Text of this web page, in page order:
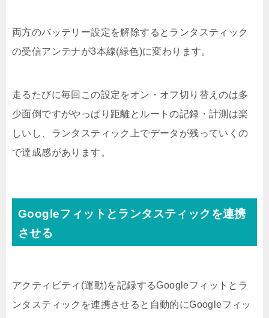
両方のバッテリー設定を解除するとランタスティック
の受信アンテナが3本線(緑色)に変わります。
走るたびに毎回この設定をオン・オフ切り替えのは多
少面倒ですがやっぱり距離とルートの記録・計測は楽
しいし、ランタスティック上でデータが残っていくの
で達成感があります。
Googleフィットとランタスティックを連携
させる
アクティビティ(運動)を記録するGoogleフィットとラ
ンタスティックを連携させると自動的にGoogleフィッ